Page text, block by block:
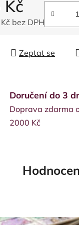
Kč
bez DPH
Zeptat se
Doručení do 3
Doprava zdarma
2000 Kč